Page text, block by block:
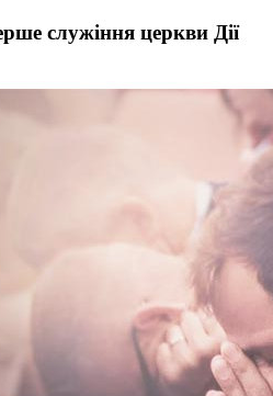
служіння церкви Дії